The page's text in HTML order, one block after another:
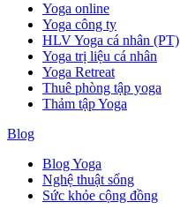
Yoga online
Yoga công ty
HLV Yoga cá nhân (PT)
Yoga trị liệu cá nhân
Yoga Retreat
Thuê phòng tập yoga
Thảm tập Yoga
Blog
Blog Yoga
Nghệ thuật sống
Sức khỏe cộng đồng